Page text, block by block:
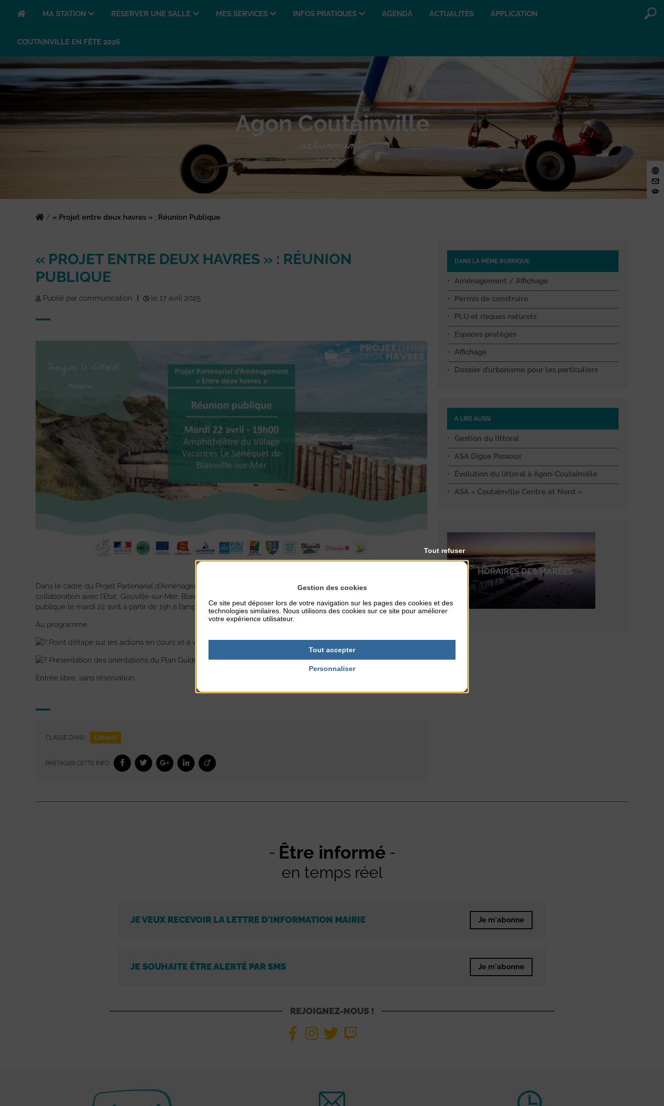
MA STATION RÉSERVER UNE SALLE MES SERVICES INFOS PRATIQUES AGENDA ACTUALITÉS APPLICATION
COUTAINVILLE EN FÊTE 2026
/ « Projet entre deux havres » : Réunion Publique
« PROJET ENTRE DEUX HAVRES » : RÉUNION
PUBLIQUE
Publié par communication le 17 avril 2025
Dans le cadre du Projet Partenarial d’Aménagement « Entre deux havres », Coutances Mer et Bocage en
collaboration avec l’Etat, Gouville-sur-Mer, Blainville-sur-mer et Agon-Coutainville , organisent une réunion
publique le mardi 22 avril à partir de 19h à l’amphithéâtre du VTF à Blainville-sur-mer.
Au programme :
Point d’étape sur les actions en cours et à venir ;
Présentation des orientations du Plan Guide avec l’équipe projet.
Entrée libre, sans réservation.
CLASSÉ DANS : Littoral
PARTAGER CETTE INFO :
DANS LA MÊME RUBRIQUE
Aménagement / Affichage
Permis de construire
PLU et risques naturels
Espaces protégés
Affichage
Dossier d’urbanisme pour les particuliers
A LIRE AUSSI
Gestion du littoral
ASA Digue Passous
Évolution du littoral à Agon-Coutainville
ASA « Coutainville Centre et Nord »
Être informé
en temps réel
JE VEUX RECEVOIR LA LETTRE D'INFORMATION MAIRIE Je m'abonne
JE SOUHAITE ÊTRE ALERTÉ PAR SMS Je m'abonne
REJOIGNEZ-NOUS !
Gestion des cookies
Ce site peut déposer lors de votre navigation sur les pages des cookies et des
technologies similaires. Nous utilisons des cookies sur ce site pour améliorer
votre expérience utilisateur.
Tout accepter
Tout refuser
Personnaliser